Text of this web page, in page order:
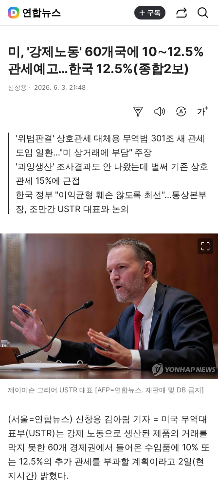
연합뉴스 구독
미, '강제노동' 60개국에 10∼12.5%
관세예고…한국 12.5%(종합2보)
신창용 2026. 6. 3. 21:48
'위법판결' 상호관세 대체용 무역법 301조 새 관세
도입 일환…"미 상거래에 부담" 주장
'과잉생산' 조사결과도 안 나왔는데 벌써 기존 상호
관세 15%에 근접
한국 정부 "이익균형 훼손 않도록 최선"…통상본부
장, 조만간 USTR 대표와 논의
제이미슨 그리어 USTR 대표 [AFP=연합뉴스. 재판매 및 DB 금지]
(서울=연합뉴스) 신창용 김아람 기자 = 미국 무역대
표부(USTR)는 강제 노동으로 생산된 제품의 거래를
막지 못한 60개 경제권에서 들어온 수입품에 10% 또
는 12.5%의 추가 관세를 부과할 계획이라고 2일(현
지시간) 밝혔다.